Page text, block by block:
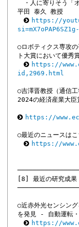
・人に寄りそう「
平田 泰久 教授
https://
○ロボティクス専攻
ト大賞において優秀
https://
id,2969.html
○吉澤晋教授（通信
2024の経済産業大臣
https://
○最近のニュースはこ
https://
[8] 最近の研究成果
○近赤外光センシン
を発見 - 自動運転
https://